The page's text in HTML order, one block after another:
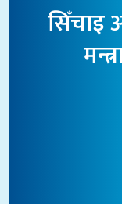
सिँचाइ